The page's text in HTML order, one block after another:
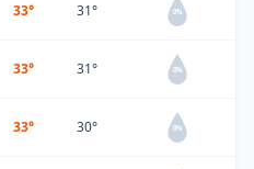
33° 31° 0%
33° 31° 0%
33° 30° 0%